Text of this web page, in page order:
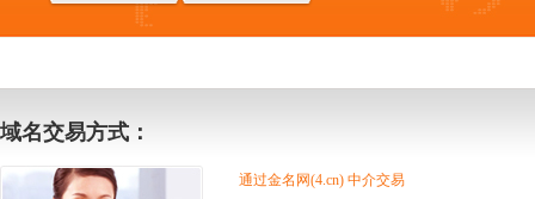
域名交易方式：
通过金名网(4.cn) 中介交易